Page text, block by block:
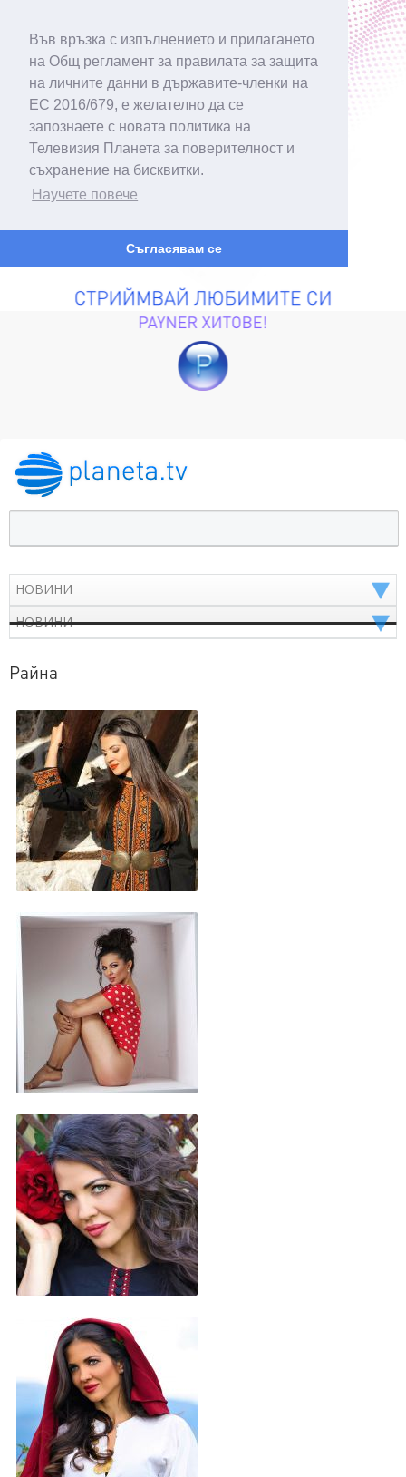
Във връзка с изпълнението и прилагането
на Общ регламент за правилата за защита
на личните данни в държавите-членки на
ЕС 2016/679, е желателно да се
запознаете с новата политика на
Телевизия Планета за поверителност и
съхранение на бисквитки.
Научете повече
Съгласявам се
Райна